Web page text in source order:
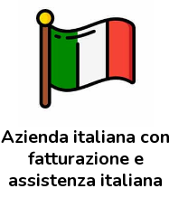
Azienda italiana con
fatturazione e
assistenza italiana